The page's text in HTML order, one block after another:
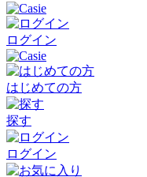
ログイン
はじめての方
探す
ログイン